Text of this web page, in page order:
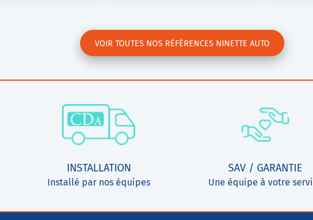
VOIR TOUTES NOS RÉFÉRENCES NINETTE AUTO
INSTALLATION
Installé par nos équipes
SAV / GARANTIE
Une équipe à votre